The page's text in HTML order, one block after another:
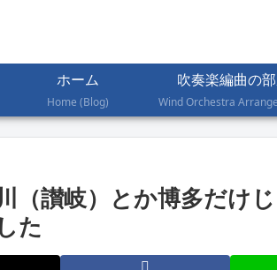
ホーム
Home (Blog)
吹奏楽編曲の
Wind Orchestra
（讃岐）とか博多だけ
た